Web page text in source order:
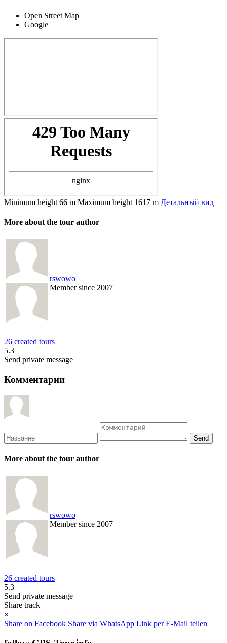
Open Street Map
Google
Minimum height 66 m Maximum height 1617 m Детальный вид
More about the tour author
rswowo
Member since 2007
26 created tours
5.3
Send private message
Комментарии
More about the tour author
rswowo
Member since 2007
26 created tours
5.3
Send private message
Share track
×
Share on Facebook Share via WhatsApp Link per E-Mail teilen